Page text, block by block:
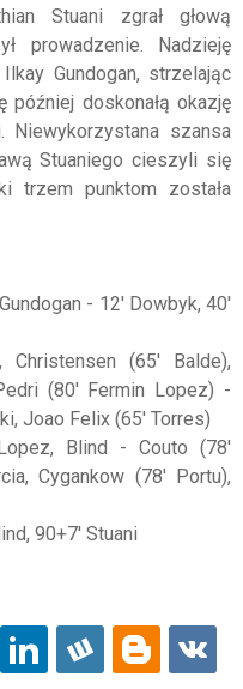
Stuani zgrał głową
prowadzenie. Nadzieję
Gundogan, strzelając
później doskonałą okazję
Niewykorzystana szansa
Stuaniego cieszyli się
trzem punktom została
- 12' Dowbyk, 40'
Christensen (65' Balde),
(80' Fermin Lopez) -
Joao Felix (65' Torres)
Blind - Couto (78'
Cygankow (78' Portu),
90+7' Stuani